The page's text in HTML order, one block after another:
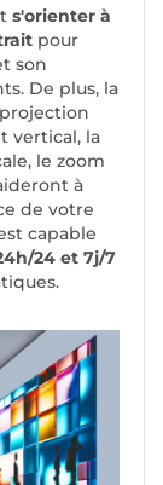
s'orienter à
pour
son
De plus, la
vertical, la
le zoom
à
de votre
capable
24 et 7j/7